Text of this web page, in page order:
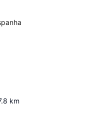
km